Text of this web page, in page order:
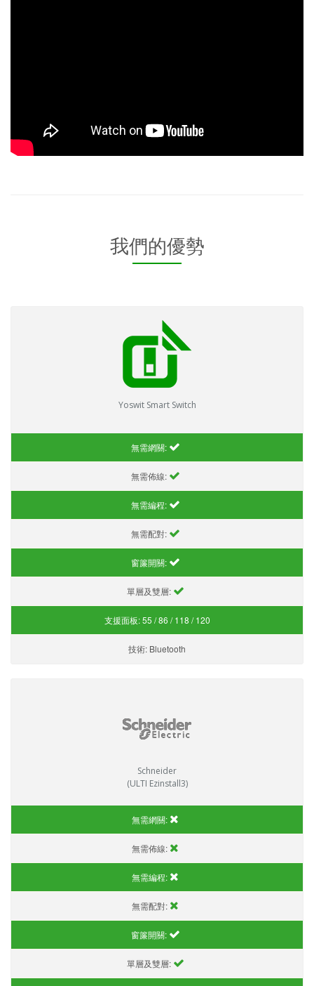
我們的優勢
Yoswit Smart Switch
無需網關:
無需佈線:
無需編程:
無需配對:
窗簾開關:
單層及雙層:
支援面板:55 / 86 / 118 / 120
技術: Bluetooth
Schneider
(ULTI Ezinstall3)
無需網關:
無需佈線:
無需編程:
無需配對:
窗簾開關:
單層及雙層: